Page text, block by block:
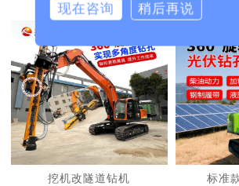
挖机改隧道钻机 标准
现在咨询 稍后再说